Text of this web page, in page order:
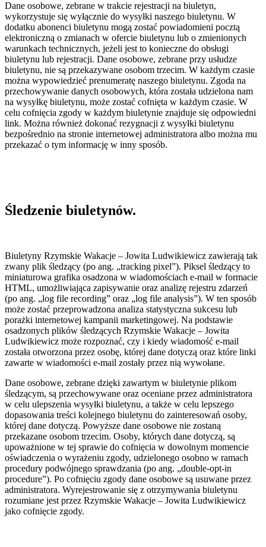
Dane osobowe, zebrane w trakcie rejestracji na biuletyn,
wykorzystuje się wyłącznie do wysyłki naszego biuletynu. W
dodatku abonenci biuletynu mogą zostać powiadomieni pocztą
elektroniczną o zmianach w ofercie biuletynu lub o zmienionych
warunkach technicznych, jeżeli jest to konieczne do obsługi
biuletynu lub rejestracji. Dane osobowe, zebrane przy usłudze
biuletynu, nie są przekazywane osobom trzecim. W każdym czasie
można wypowiedzieć prenumeratę naszego biuletynu. Zgoda na
przechowywanie danych osobowych, która została udzielona nam
na wysyłkę biuletynu, może zostać cofnięta w każdym czasie. W
celu cofnięcia zgody w każdym biuletynie znajduje się odpowiedni
link. Można również dokonać rezygnacji z wysyłki biuletynu
bezpośrednio na stronie internetowej administratora albo można mu
przekazać o tym informację w inny sposób.
Śledzenie biuletynów.
Biuletyny Rzymskie Wakacje – Jowita Ludwikiewicz zawierają tak
zwany plik śledzący (po ang. „tracking pixel”). Piksel śledzący to
miniaturowa grafika osadzona w wiadomościach e-mail w formacie
HTML, umożliwiająca zapisywanie oraz analizę rejestru zdarzeń
(po ang. „log file recording” oraz „log file analysis”). W ten sposób
może zostać przeprowadzona analiza statystyczna sukcesu lub
porażki internetowej kampanii marketingowej. Na podstawie
osadzonych plików śledzących Rzymskie Wakacje – Jowita
Ludwikiewicz może rozpoznać, czy i kiedy wiadomość e-mail
została otworzona przez osobę, której dane dotyczą oraz które linki
zawarte w wiadomości e-mail zostały przez nią wywołane.
Dane osobowe, zebrane dzięki zawartym w biuletynie plikom
śledzącym, są przechowywane oraz oceniane przez administratora
w celu ulepszenia wysyłki biuletynu, a także w celu lepszego
dopasowania treści kolejnego biuletynu do zainteresowań osoby,
której dane dotyczą. Powyższe dane osobowe nie zostaną
przekazane osobom trzecim. Osoby, których dane dotyczą, są
upoważnione w tej sprawie do cofnięcia w dowolnym momencie
oświadczenia o wyrażeniu zgody, udzielonego osobno w ramach
procedury podwójnego sprawdzania (po ang. „double-opt-in
procedure”). Po cofnięciu zgody dane osobowe są usuwane przez
administratora. Wyrejestrowanie się z otrzymywania biuletynu
rozumiane jest przez Rzymskie Wakacje – Jowita Ludwikiewicz
jako cofnięcie zgody.